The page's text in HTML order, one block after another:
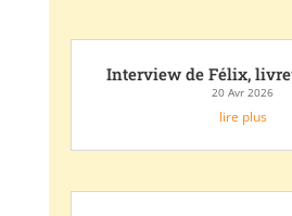
Interview de Félix,
20 Avr 2026
lire plus